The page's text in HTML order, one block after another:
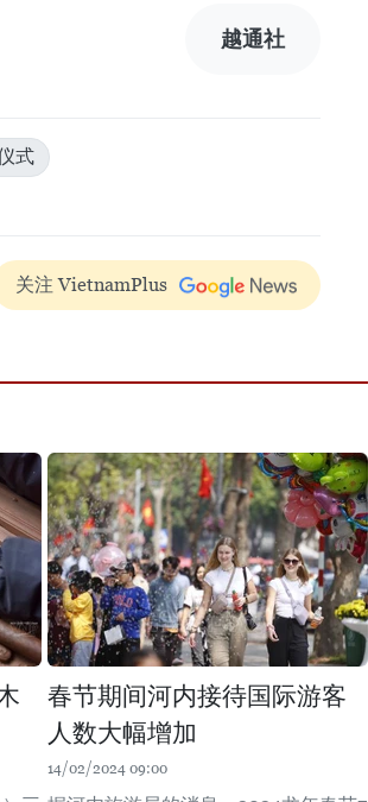
越通社
式
关注 VietnamPlus
春节期间河内接待国际游客
人数大幅增加
14/02/2024 09:00